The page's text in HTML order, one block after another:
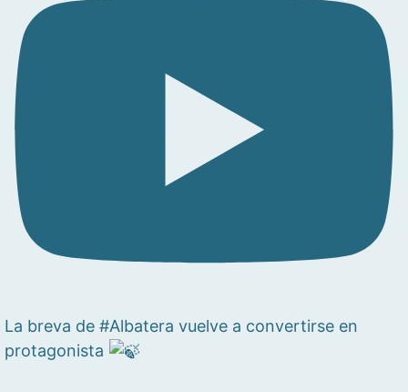
La breva de #Albatera vuelve a convertirse en
protagonista